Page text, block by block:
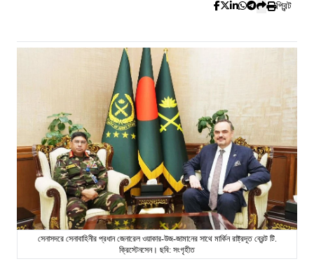
প্রিন্ট
সেনাসদরে সেনাবাহিনীর প্রধান জেনারেল ওয়াকার-উজ-জামানের সাথে মার্কিন রাষ্ট্রদূত ব্রেন্ট টি.
ক্রিস্টেনসেন। ছবি: সংগৃহীত